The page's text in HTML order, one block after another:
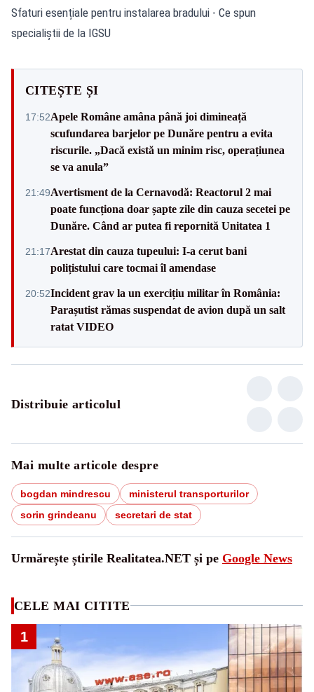
Sfaturi esențiale pentru instalarea bradului - Ce spun
specialiștii de la IGSU
CITEȘTE ȘI
17:52Apele Române amâna până joi dimineață
scufundarea barjelor pe Dunăre pentru a evita
riscurile. „Dacă există un minim risc, operațiunea
se va anula”
21:49Avertisment de la Cernavodă: Reactorul 2 mai
poate funcționa doar șapte zile din cauza secetei pe
Dunăre. Când ar putea fi repornită Unitatea 1
21:17Arestat din cauza tupeului: I-a cerut bani
polițistului care tocmai îl amendase
20:52Incident grav la un exercițiu militar în România:
Parașutist rămas suspendat de avion după un salt
ratat VIDEO
Distribuie articolul
Mai multe articole despre
bogdan mindrescu
ministerul transporturilor
sorin grindeanu
secretari de stat
Urmărește știrile Realitatea.NET și pe Google News
CELE MAI CITITE
1